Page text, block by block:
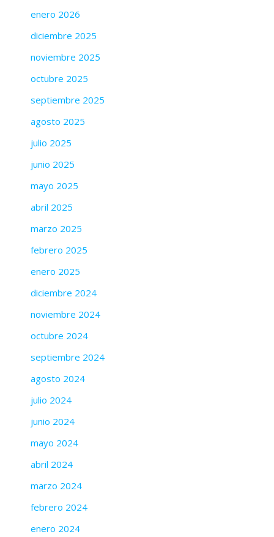
enero 2026
diciembre 2025
noviembre 2025
octubre 2025
septiembre 2025
agosto 2025
julio 2025
junio 2025
mayo 2025
abril 2025
marzo 2025
febrero 2025
enero 2025
diciembre 2024
noviembre 2024
octubre 2024
septiembre 2024
agosto 2024
julio 2024
junio 2024
mayo 2024
abril 2024
marzo 2024
febrero 2024
enero 2024